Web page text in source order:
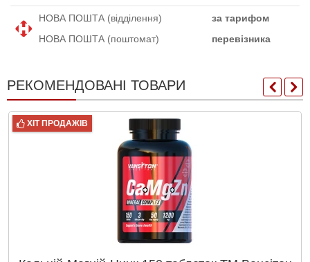
НОВА ПОШТА (відділення)
за тарифом
НОВА ПОШТА (поштомат)
перевізника
РЕКОМЕНДОВАНІ ТОВАРИ
ХІТ ПРОДАЖІВ